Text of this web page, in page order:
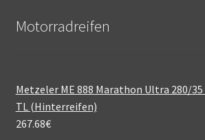
Motorradreifen
Metzeler ME 888 Marathon Ultra 280/35
TL (Hinterreifen)
267.68€